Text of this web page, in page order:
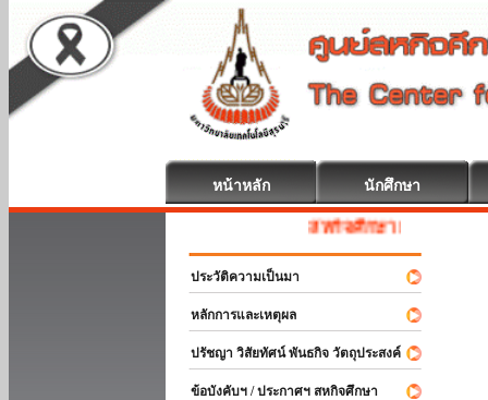
หน้าหลัก นักศึกษา
สหกิจศึกษา ยินดีต้อนรับ
ประวัติความเป็นมา
หลักการและเหตุผล
ปรัชญา วิสัยทัศน์ พันธกิจ วัตถุประสงค์
ข้อบังคับฯ / ประกาศฯ สหกิจศึกษา